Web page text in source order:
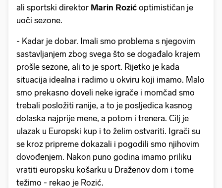
ali sportski direktor Marin Rozić optimističan je
uoči sezone.
- Kadar je dobar. Imali smo problema s njegovim
sastavljanjem zbog svega što se događalo krajem
prošle sezone, ali to je sport. Rijetko je kada
situacija idealna i radimo u okviru koji imamo. Malo
smo prekasno doveli neke igrače i momčad smo
trebali posložiti ranije, a to je posljedica kasnog
dolaska najprije mene, a potom i trenera. Cilj je
ulazak u Europski kup i to želim ostvariti. Igrači su
se kroz pripreme dokazali i pogodili smo njihovim
dovođenjem. Nakon puno godina imamo priliku
vratiti europsku košarku u Draženov dom i tome
težimo - rekao je Rozić.